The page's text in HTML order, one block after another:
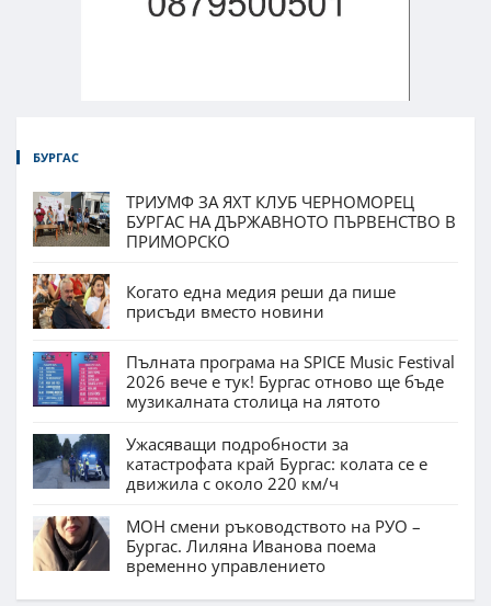
БУРГАС
ТРИУМФ ЗА ЯХТ КЛУБ ЧЕРНОМОРЕЦ
БУРГАС НА ДЪРЖАВНОТО ПЪРВЕНСТВО В
ПРИМОРСКО
Когато една медия реши да пише
присъди вместо новини
Пълната програма на SPICE Music Festival
2026 вече е тук! Бургас отново ще бъде
музикалната столица на лятото
Ужасяващи подробности за
катастрофата край Бургас: колата се е
движила с около 220 км/ч
МОН смени ръководството на РУО –
Бургас. Лиляна Иванова поема
временно управлението